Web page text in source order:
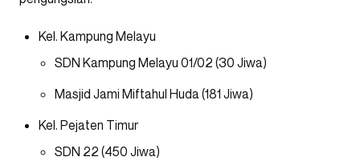
Kel. Kampung Melayu
SDN Kampung Melayu 01/02 (30 Jiwa)
Masjid Jami Miftahul Huda (181 Jiwa)
Kel. Pejaten Timur
SDN 22 (450 Jiwa)